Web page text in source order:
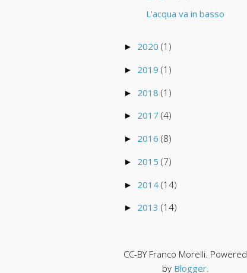
L'acqua va in basso
► 2020 (1)
► 2019 (1)
► 2018 (1)
► 2017 (4)
► 2016 (8)
► 2015 (7)
► 2014 (14)
► 2013 (14)
CC-BY Franco Morelli. Powered
by Blogger.